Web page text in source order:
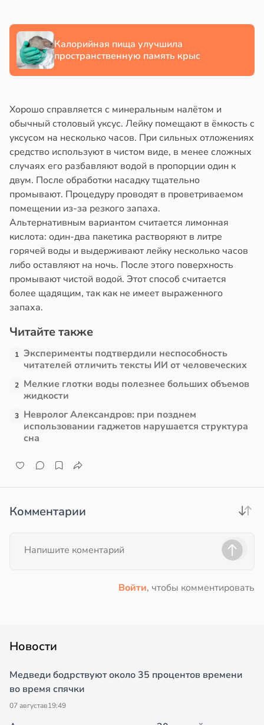
в
Калорийная пища улучшила
пространственную память крыс
Хорошо справляется с минеральным налётом и
обычный столовый уксус. Лейку помещают в ёмкость с
уксусом на несколько часов. При сильных отложениях
средство используют в чистом виде, в менее сложных
случаях его разбавляют водой в пропорции один к
двум. После обработки насадку тщательно
промывают. Процедуру проводят в проветриваемом
помещении из-за резкого запаха.
Альтернативным вариантом считается лимонная
кислота: один-два пакетика растворяют в литре
горячей воды и выдерживают лейку несколько часов
либо оставляют на ночь. После этого поверхность
промывают чистой водой. Этот способ считается
более щадящим, так как не имеет выраженного
запаха.
Читайте также
1 Эксперименты подтвердили неспособность
читателей отличить тексты ИИ от человеческих
2 Мелкие глотки воды полезнее больших объемов
жидкости
3 Невролог Александров: при позднем
использовании гаджетов нарушается структура
сна
Комментарии
Войти, чтобы комментировать
Новости
Медведи бодрствуют около 35 процентов времени
во время спячки
07 августав19:49